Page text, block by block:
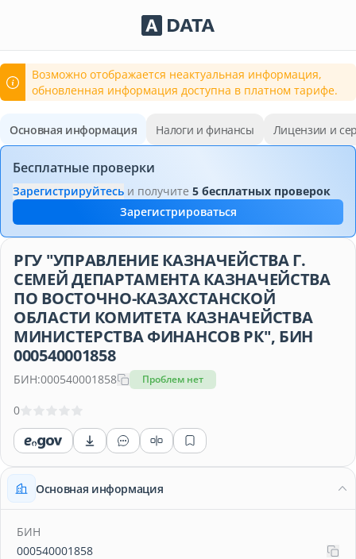
Сервисы Adata.kz
Возможно отображается неактуальная информация,
обновленная информация доступна в платном тарифе.
Основная информация Налоги и финансы Лицензии и
Бесплатные проверки
Зарегистрируйтесь и получите 5 бесплатных проверок
Зарегистрироваться
РГУ "УПРАВЛЕНИЕ КАЗНАЧЕЙСТВА Г.
СЕМЕЙ ДЕПАРТАМЕНТА КАЗНАЧЕЙСТВА
ПО ВОСТОЧНО-КАЗАХСТАНСКОЙ
ОБЛАСТИ КОМИТЕТА КАЗНАЧЕЙСТВА
МИНИСТЕРСТВА ФИНАНСОВ РК", БИН
000540001858
БИН:000540001858 Проблем нет
0
Основная информация
БИН
000540001858